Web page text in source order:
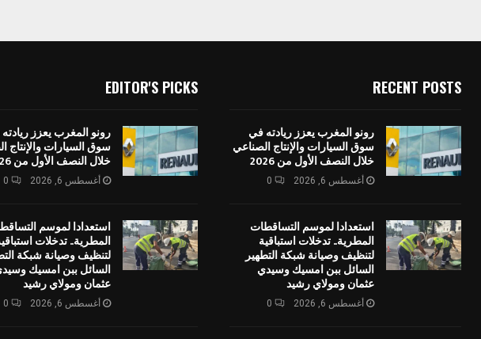
RECENT POSTS
رونو المغرب يعزز ريادته في
سوق السيارات والإنتاج الصناعي
خلال النصف الأول من 2026
أغسطس 6, 2026 0
استعدادا لموسم التساقطات
المطرية.. تدخلات استباقية
لتنظيف وصيانة شبكة التطهير
السائل ببن امسيك وسيدي
عثمان ومولاي رشيد
أغسطس 6, 2026 0
EDITOR'S PICKS
رونو المغرب يعزز
سوق السيارات والإنتاج
خلال النصف الأول من 2026
أغسطس 6, 2026 0
استعدادا لموسم
المطرية.. تدخلات
لتنظيف وصيانة شبكة
السائل ببن امسيك
عثمان ومولاي رشيد
أغسطس 6, 2026 0